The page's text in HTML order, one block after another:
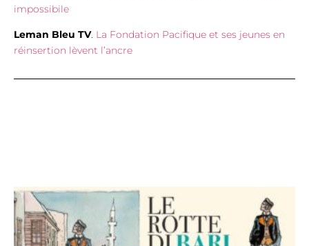
impossibile
Leman Bleu TV. La Fondation Pacifique et ses jeunes en
réinsertion lèvent l’ancre